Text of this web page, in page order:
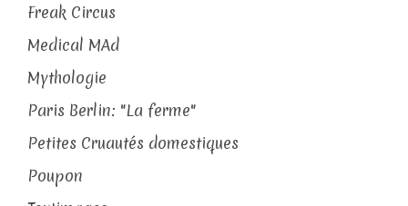
Freak Circus
Medical MAd
Mythologie
Paris Berlin: "La ferme"
Petites Cruautés domestiques
Poupon